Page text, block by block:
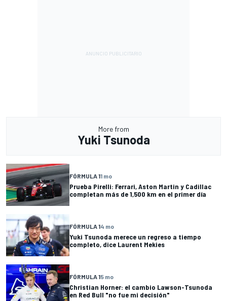
More from
Yuki Tsunoda
FÓRMULA 11 mo
Prueba Pirelli: Ferrari, Aston Martin y Cadillac
completan más de 1,500 km en el primer día
FÓRMULA 14 mo
Yuki Tsunoda merece un regreso a tiempo
completo, dice Laurent Mekies
FÓRMULA 15 mo
Christian Horner: el cambio Lawson-Tsunoda
en Red Bull "no fue mi decisión"